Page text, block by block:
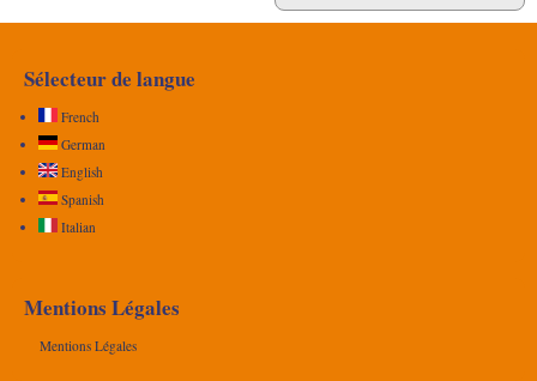
Sélecteur de langue
French
German
English
Spanish
Italian
Mentions Légales
Mentions Légales